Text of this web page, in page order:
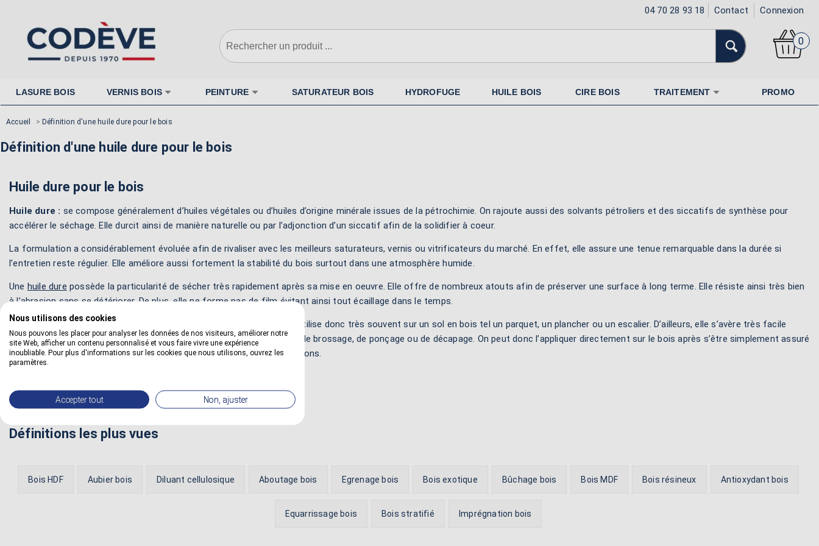
04 70 28 93 18 Contact Connexion
0
LASURE BOIS VERNIS BOIS PEINTURE SATURATEUR BOIS HYDROFUGE HUILE BOIS CIRE BOIS TRAITEMENT PROMO
Accueil > Définition d'une huile dure pour le bois
Définition d'une huile dure pour le bois
Huile dure pour le bois
Huile dure : se compose généralement d’huiles végétales ou d’huiles d’origine minérale issues de la pétrochimie. On rajoute aussi des solvants pétroliers et des siccatifs de synthèse pour
accélérer le séchage. Elle durcit ainsi de manière naturelle ou par l’adjonction d’un siccatif afin de la solidifier à coeur.
La formulation a considérablement évoluée afin de rivaliser avec les meilleurs saturateurs, vernis ou vitrificateurs du marché. En effet, elle assure une tenue remarquable dans la durée si
l’entretien reste régulier. Elle améliore aussi fortement la stabilité du bois surtout dans une atmosphère humide.
Une huile dure possède la particularité de sécher très rapidement après sa mise en oeuvre. Elle offre de nombreux atouts afin de préserver une surface à long terme. Elle résiste ainsi très bien
à l’abrasion sans se détériorer. De plus, elle ne forme pas de film évitant ainsi tout écaillage dans le temps.
Elle nourrit, protège et imperméabilise efficacement le matériau. On l’utilise donc très souvent sur un sol en bois tel un parquet, un plancher ou un escalier. D’ailleurs, elle s’avère très facile
d’emploi puisque on supprime totalement les opérations fastidieuses de brossage, de ponçage ou de décapage. On peut donc l’appliquer directement sur le bois après s’être simplement assuré
qu’il est suffisamment sain pour un traitement dans de bonnes conditions.
Définitions les plus vues
Bois HDF Aubier bois Diluant cellulosique Aboutage bois Egrenage bois Bois exotique Bûchage bois Bois MDF Bois résineux Antioxydant bois
Equarrissage bois Bois stratifié Imprégnation bois
Nous utilisons des cookies
Nous pouvons les placer pour analyser les données de nos visiteurs, améliorer notre
site Web, afficher un contenu personnalisé et vous faire vivre une expérience
inoubliable. Pour plus d'informations sur les cookies que nous utilisons, ouvrez les
paramètres.
Accepter tout Non, ajuster